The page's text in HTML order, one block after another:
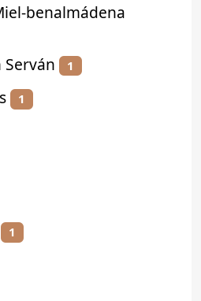
benalmádena
1
1
1